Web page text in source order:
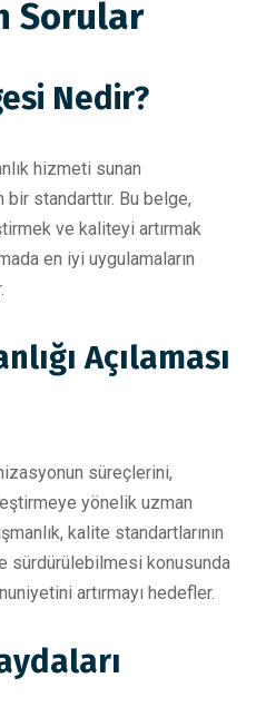
Sorular
Nedir?
hizmeti sunan
standarttır. Bu belge,
ve kaliteyi artırmak
en iyi uygulamaların
Açılaması
süreçlerini,
yönelik uzman
kalite standartlarının
sürdürülebilmesi konusunda
artırmayı hedefler.